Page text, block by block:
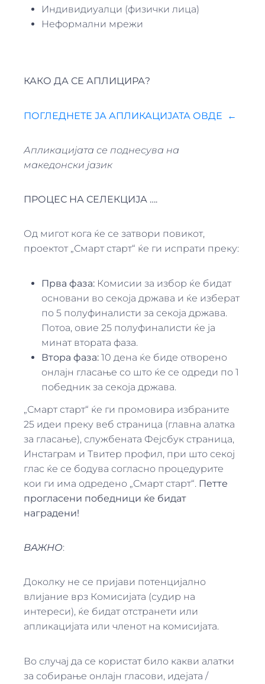
Индивидиуалци (физички лица)
Неформални мрежи
КАКО ДА СЕ АПЛИЦИРА?
ПОГЛЕДНЕТЕ ЈА АПЛИКАЦИЈАТА ОВДЕ ←
Апликацијата се поднесува на
македонски јазик
ПРОЦЕС НА СЕЛЕКЦИЈА ….
Од мигот кога ќе се затвори повикот,
проектот „Смарт старт“ ќе ги испрати преку:
Прва фаза: Комисии за избор ќе бидат
основани во секоја држава и ќе изберат
по 5 полуфиналисти за секоја држава.
Потоа, овие 25 полуфиналисти ќе ја
минат втората фаза.
Втора фаза: 10 дена ќе биде отворено
онлајн гласање со што ќе се одреди по 1
победник за секоја држава.
„Смарт старт“ ќе ги промовира избраните
25 идеи преку веб страница (главна алатка
за гласање), службената Фејсбук страница,
Инстаграм и Твитер профил, при што секој
глас ќе се бодува согласно процедурите
кои ги има одредено „Смарт старт“. Петте
прогласени победници ќе бидат
наградени!
ВАЖНО:
Доколку не се пријави потенцијално
влијание врз Комисијата (судир на
интереси), ќе бидат отстранети или
апликацијата или членот на комисијата.
Во случај да се користат било какви алатки
за собирање онлајн гласови, идејата /